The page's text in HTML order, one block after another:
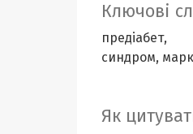
Ключові
синдром,
Як